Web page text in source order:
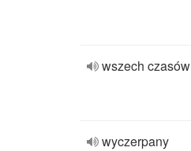
wszech czasów
wyczerpany